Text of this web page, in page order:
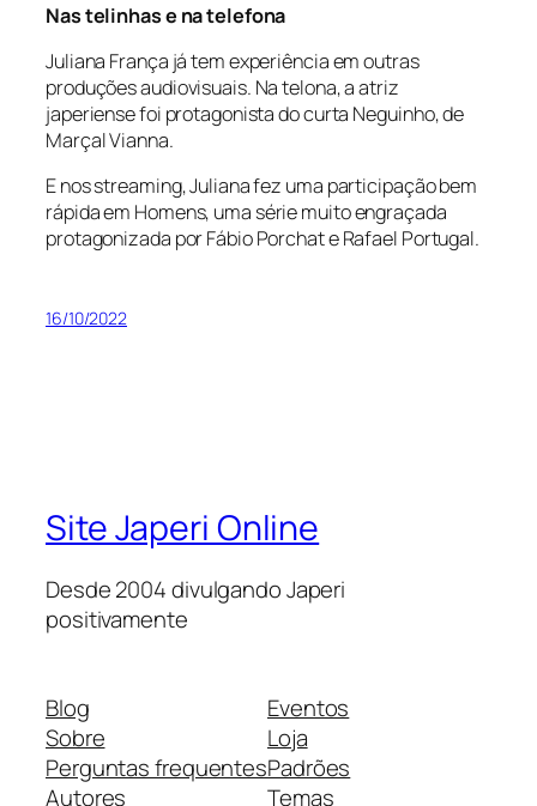
Nas telinhas e na telefona
Juliana França já tem experiência em outras
produções audiovisuais. Na telona, a atriz
japeriense foi protagonista do curta Neguinho, de
Marçal Vianna.
E nos streaming, Juliana fez uma participação bem
rápida em Homens, uma série muito engraçada
protagonizada por Fábio Porchat e Rafael Portugal.
16/10/2022
Site Japeri Online
Desde 2004 divulgando Japeri
positivamente
Blog
Sobre
Perguntas frequentes
Autores
Eventos
Loja
Padrões
Temas